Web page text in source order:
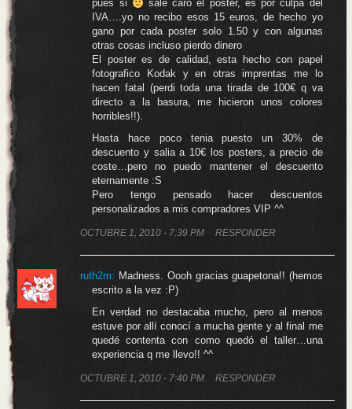
pues si
sale caro el poster, es por culpa del
IVA….yo no recibo esos 15 euros, de hecho yo
gano por cada poster solo 1.50 y con algunas
otras cosas incluso pierdo dinero
El poster es de calidad, esta hecho con papel
fotografico Kodak y en otras imprentas me lo
hacen fatal (perdi toda una tirada de 100€ q va
directo a la basura, me hicieron unos colores
horribles!!).
Hasta hace poco tenia puesto un 30% de
descuento y salia a 10€ los posters, a precio de
coste…pero no puedo mantener el descuento
eternamente :S
Pero tengo pensado hacer descuentos
personalizados a mis compradores VIP ^^
OCTUBRE 1, 2010 - 7:39 PM RESPONDER
ruth2m: Madness. Oooh gracias guapetona!! (hemos
escrito a la vez :P)
En verdad no destacaba mucho, pero al menos
estuve por allí conocí a mucha gente y al final me
quedé contenta con como quedó el taller…una
experiencia q me llevo!! ^^
OCTUBRE 1, 2010 - 7:40 PM RESPONDER